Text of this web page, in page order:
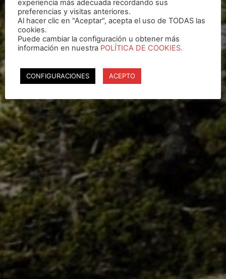
experiencia más adecuada recordando sus
preferencias y visitas anteriores.
Al hacer clic en "Aceptar", acepta el uso de TODAS las
cookies.
Puede cambiar la configuración u obtener más
información en nuestra POLÍTICA DE COOKIES.
CONFIGURACIONES ACEPTO